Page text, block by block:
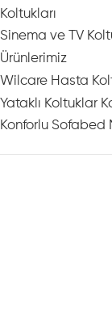
Koltukları
Sinema ve TV
Ürünlerimiz
Wilcare Hasta
Yataklı Koltuklar
Konforlu Sofabed